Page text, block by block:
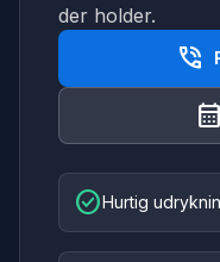
der holder.
phone_in_talk
calendar_month
check_circleHurtig